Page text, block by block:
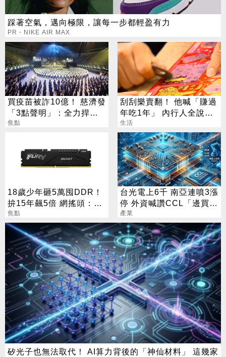
踩著空氣，邁向極限，讓每一步都輕盈有力
PR・NIKE AIR MAX
買疫苗被詐10億！ 慈濟發
「3點聲明」：全力捍衛
捐款人權益
焦點
刮刮樂賣翻！ 他喊「賺過
年吃1年」 內行人全說
了：生存不易
生活
18歲少年砸5萬囤DDR！
拚15年飆5倍 網搖頭：會
報廢
焦點
台光電上6千 南亞連噴3漲
停 外資喊讚CCL「邊買邊
升評」
產業
矽光子也無法取代！ AI算力背後的「神仙材料」 這幾家